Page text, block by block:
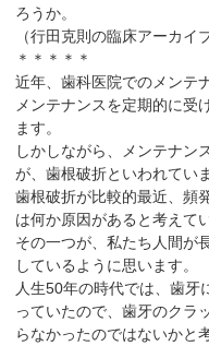
ろうか。
（行田克則の臨床アーカ
＊＊＊＊＊
近年、歯科医院でのメンテ
メンテナンスを定期的に受
ます。
しかしながら、メンテナン
が、歯根破折といわれてい
歯根破折が比較的最近、頻
は何か原因があると考えて
その一つが、私たち人間が
しているように思います。
人生50年の時代では、歯牙
っていたので、歯牙のクラ
らなかったのではないかと